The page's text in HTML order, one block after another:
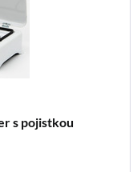
s pojistkou